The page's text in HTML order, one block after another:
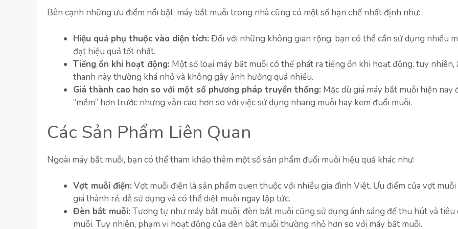
Bên cạnh những ưu điểm nổi bật, máy bắt muỗi trong nhà cũng có một số hạn chế nhất định như:
Hiệu quả phụ thuộc vào diện tích: Đối với những không gian rộng, bạn có thể cần sử dụng nhiều
đạt hiệu quả tốt nhất.
Tiếng ồn khi hoạt động: Một số loại máy bắt muỗi có thể phát ra tiếng ồn khi hoạt động, tuy nhiên,
thanh này thường khá nhỏ và không gây ảnh hưởng quá nhiều.
Giá thành cao hơn so với một số phương pháp truyền thống: Mặc dù giá máy bắt muỗi hiện nay
“mềm” hơn trước nhưng vẫn cao hơn so với việc sử dụng nhang muỗi hay kem đuổi muỗi.
Các Sản Phẩm Liên Quan
Ngoài máy bắt muỗi, bạn có thể tham khảo thêm một số sản phẩm đuổi muỗi hiệu quả khác như:
Vợt muỗi điện: Vợt muỗi điện là sản phẩm quen thuộc với nhiều gia đình Việt. Ưu điểm của vợt
giá thành rẻ, dễ sử dụng và có thể diệt muỗi ngay lập tức.
Đèn bắt muỗi: Tương tự như máy bắt muỗi, đèn bắt muỗi cũng sử dụng ánh sáng để thu hút và tiêu
muỗi. Tuy nhiên, phạm vi hoạt động của đèn bắt muỗi thường nhỏ hơn so với máy bắt muỗi.